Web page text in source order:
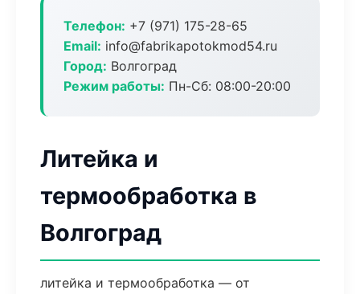
Телефон: +7 (971) 175-28-65
Email: info@fabrikapotokmod54.ru
Город: Волгоград
Режим работы: Пн-Сб: 08:00-20:00
Литейка и
термообработка в
Волгоград
литейка и термообработка — от